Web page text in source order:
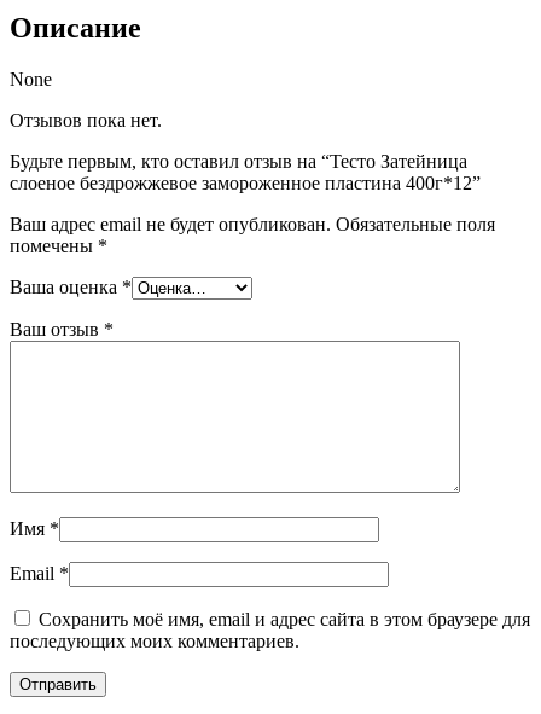
Описание
None
Отзывов пока нет.
Будьте первым, кто оставил отзыв на “Тесто Затейница
слоеное бездрожжевое замороженное пластина 400г*12”
Ваш адрес email не будет опубликован. Обязательные поля
помечены *
Ваша оценка *
Ваш отзыв *
Имя *
Email *
Сохранить моё имя, email и адрес сайта в этом браузере для
последующих моих комментариев.